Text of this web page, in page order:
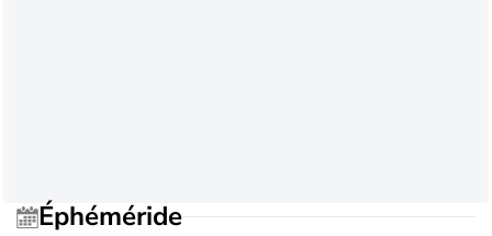
Éphéméride